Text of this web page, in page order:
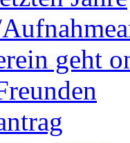
geht